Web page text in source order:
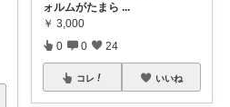
ォルムがたまら ...
￥ 3,000
0 0 24
コレ いいね